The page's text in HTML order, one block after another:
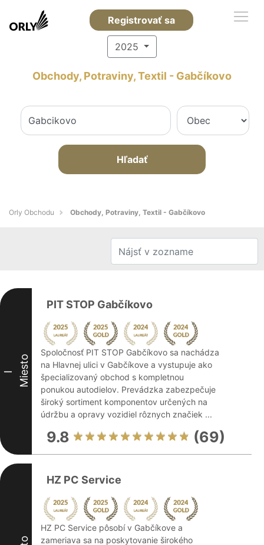
Registrovať sa
2025
Obchody, Potraviny, Textil - Gabčíkovo
Hľadať
Orly Obchodu Obchody, Potraviny, Textil - Gabčíkovo
I Miesto
PIT STOP Gabčíkovo
Spoločnosť PIT STOP Gabčíkovo sa nachádza
na Hlavnej ulici v Gabčíkove a vystupuje ako
špecializovaný obchod s kompletnou
ponukou autodielov. Prevádzka zabezpečuje
široký sortiment komponentov určených na
údržbu a opravy vozidiel rôznych značiek ...
9.8 (69)
HZ PC Service
HZ PC Service pôsobí v Gabčíkove a
zameriava sa na poskytovanie širokého